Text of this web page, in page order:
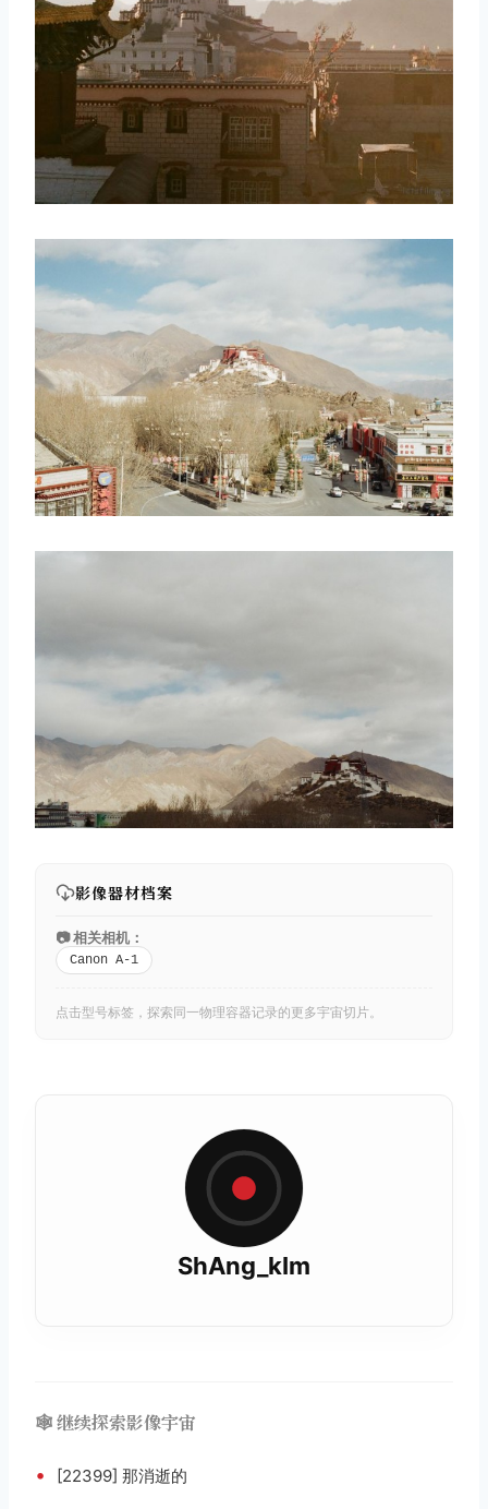
影像器材档案
📷 相关相机：
Canon A-1
点击型号标签，探索同一物理容器记录的更多宇宙切片。
ShAng_kIm
🕸️ 继续探索影像宇宙
• [22399] 那消逝的
取消